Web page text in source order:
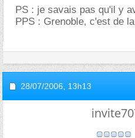
PS : je savais pas qu'il y
PPS : Grenoble, c'est de
28/07/2006, 13h13